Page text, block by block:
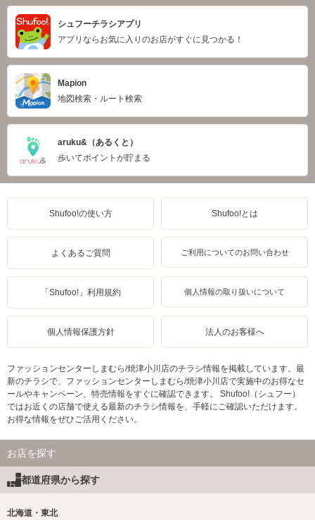
シュフーチラシアプリ
アプリならお気に入りのお店がすぐに見つかる！
Mapion
地図検索・ルート検索
aruku&（あるくと）
歩いてポイントが貯まる
Shufoo!の使い方 Shufoo!とは
よくあるご質問 ご利用についてのお問い合わせ
「Shufoo!」利用規約 個人情報の取り扱いについて
個人情報保護方針 法人のお客様へ
ファッションセンターしまむら/焼津小川店のチラシ情報を掲載しています。最
新のチラシで、ファッションセンターしまむら/焼津小川店で実施中のお得なセ
ールやキャンペーン、特売情報をすぐに確認できます。 Shufoo!（シュフー）
ではお近くの店舗で使える最新のチラシ情報を、手軽にご確認いただけます。
お得な情報をぜひご活用ください。
お店を探す
都道府県から探す
北海道・東北